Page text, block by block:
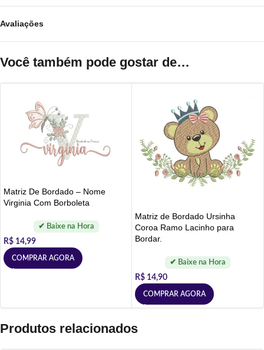
Avaliações
Você também pode gostar de…
Matriz De Bordado – Nome
Virginia Com Borboleta
R$ 14,99
COMPRAR AGORA
Matriz de Bordado Ursinha
Coroa Ramo Lacinho para
Bordar.
R$ 14,90
COMPRAR AGORA
Produtos relacionados